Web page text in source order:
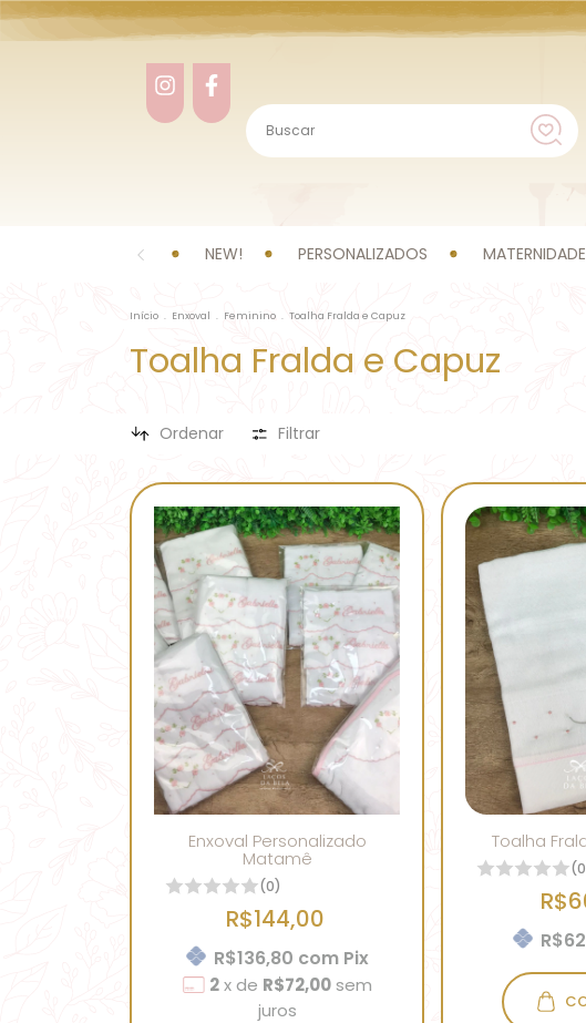
NEW! PERSONALIZADOS MATERNIDADE
Início . Enxoval . Feminino . Toalha Fralda e Capuz
Toalha Fralda e Capuz
Ordenar Filtrar
Enxoval Personalizado
Matamê
(0)
R$144,00
R$136,80 com Pix
2 x de R$72,00 sem
juros
Toalha